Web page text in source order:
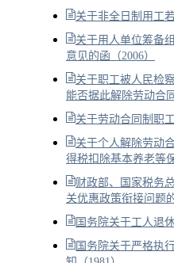
关于非全日制用工
关于用人单位筹备
意见的函（2006）
关于职工被人民检
能否据此解除劳动合
关于劳动合同制职
关于个人解除劳动
得税扣除基本养老等
财政部、国家税务
关优惠政策衔接问题
国务院关于工人退
国务院关于严格执